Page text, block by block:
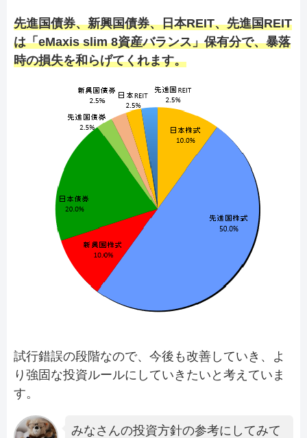
先進国債券、新興国債券、日本REIT、先進国REIT
は「eMaxis slim 8資産バランス」保有分で、暴落
時の損失を和らげてくれます。
試行錯誤の段階なので、今後も改善していき、よ
り強固な投資ルールにしていきたいと考えていま
す。
みなさんの投資方針の参考にしてみて